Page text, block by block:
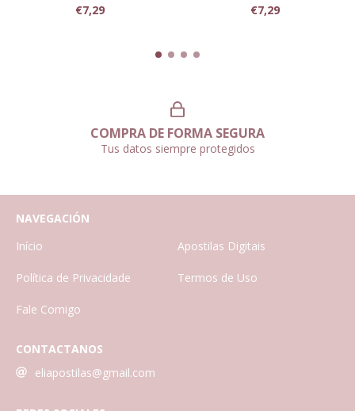
€7,29 €7,29
COMPRA DE FORMA SEGURA
Tus datos siempre protegidos
NAVEGACIÓN
Início
Apostilas Digitais
Política de Privacidade Termos de Uso
Fale Comigo
CONTACTANOS
eliapostilas@gmail.com